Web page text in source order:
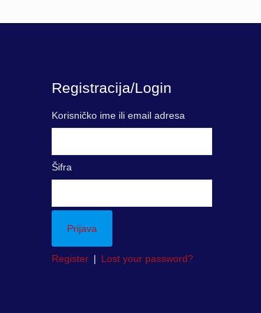
Registracija/Login
Korisničko ime ili email adresa
Šifra
Register | Lost your password?